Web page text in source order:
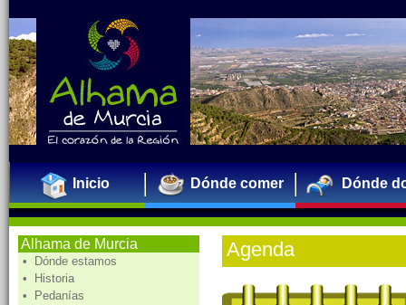
Inicio Dónde comer Dónde
Alhama de Murcia
• Dónde estamos
• Historia
• Pedanías
Agenda